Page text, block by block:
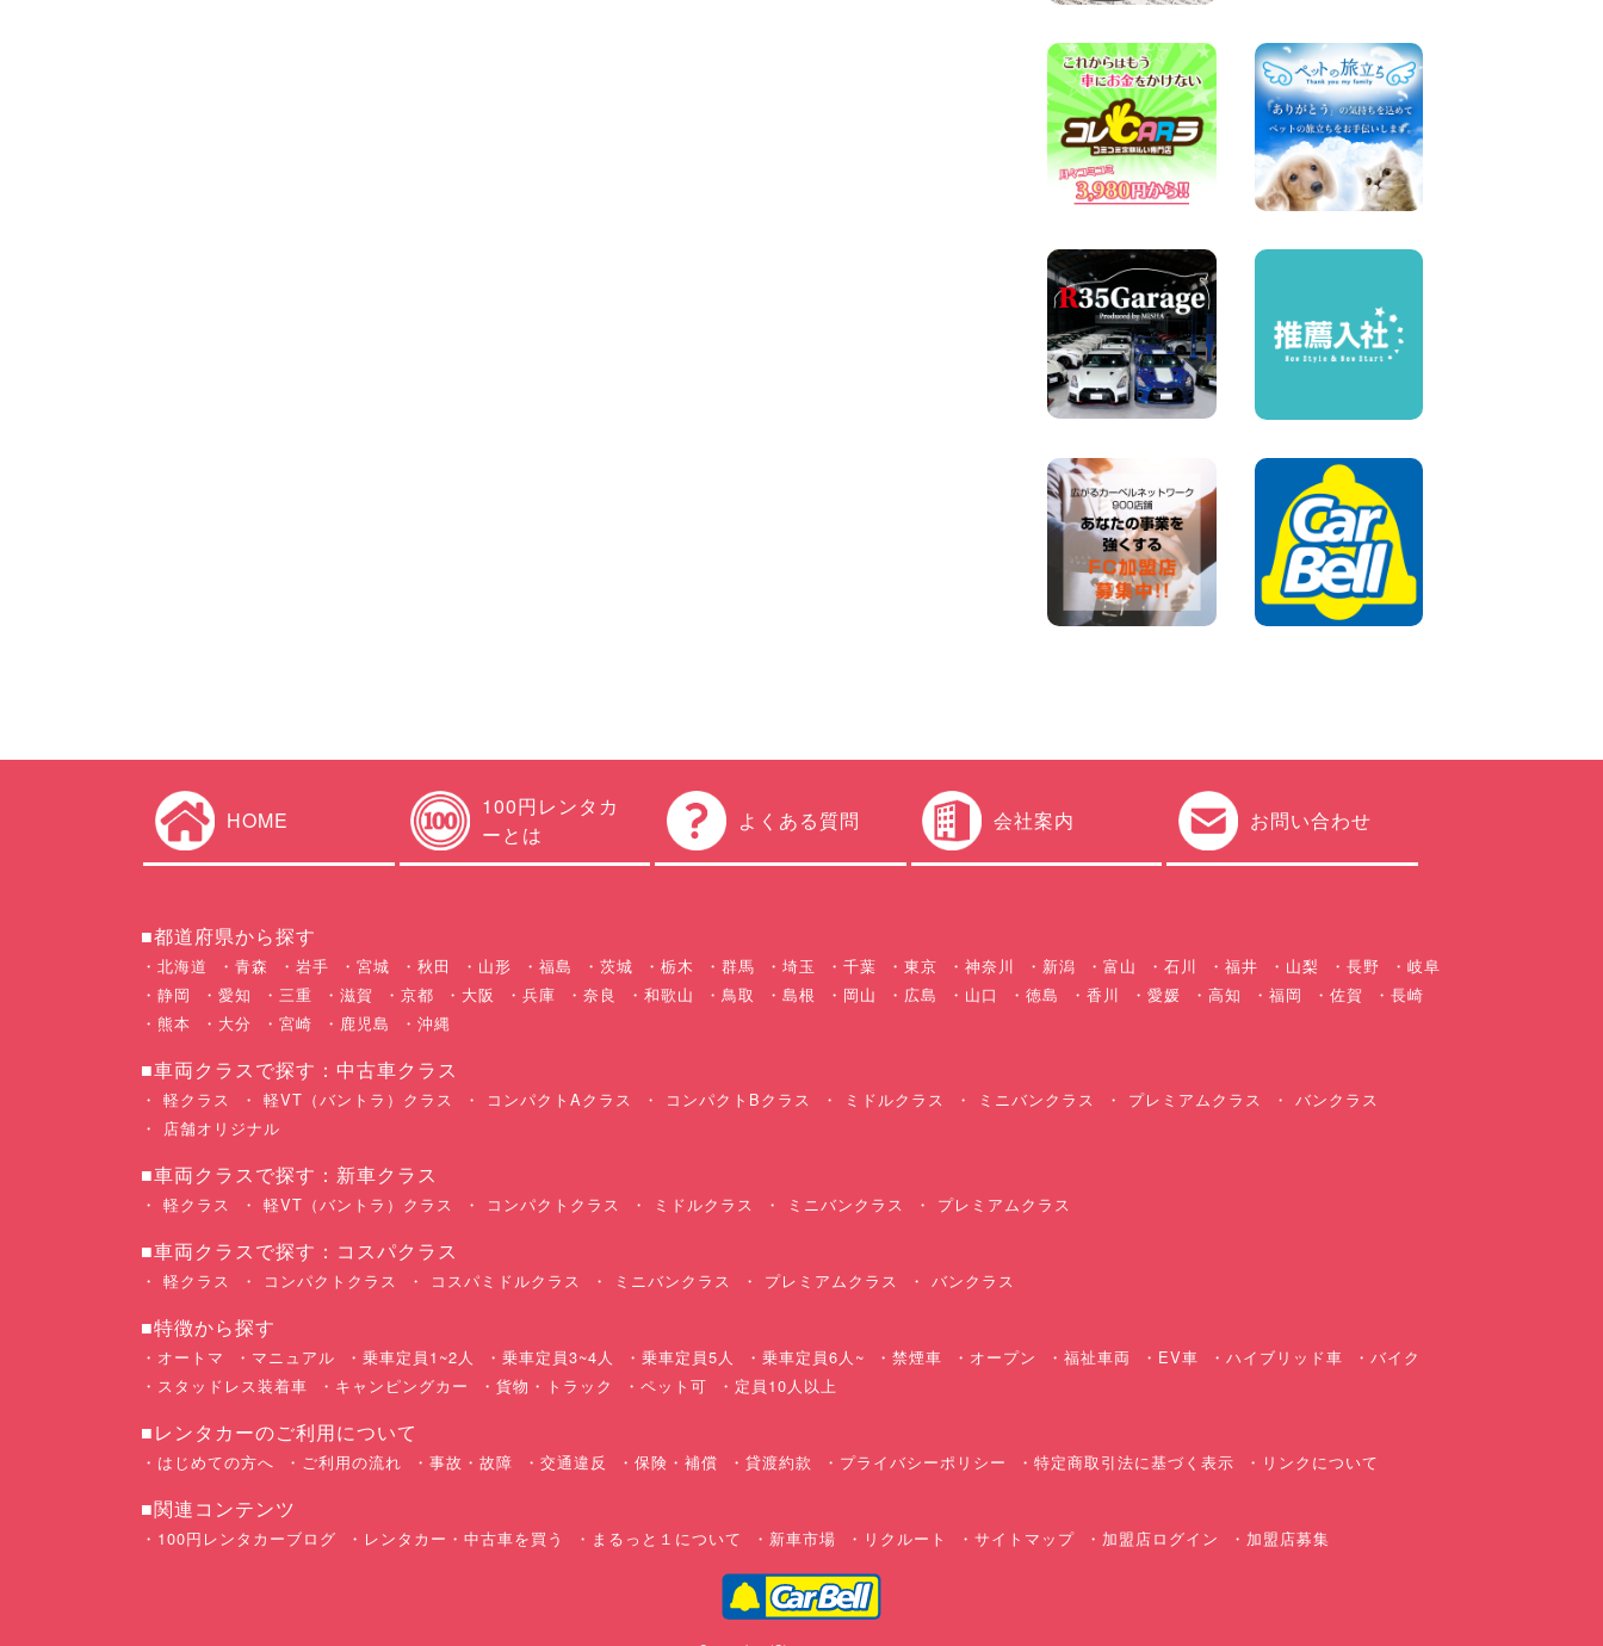
人気のスペイドワゴン ライト
ブルーで登場です! 東京都 羽
田空港店
100円レンタカー 羽田空港
2026年08月04日
【カーシェアのレンタカーが
2台になりました!】 岐阜県 各
務原那加店
お引越しに便利で最適!(禁煙
車両) 香川県 坂出川津店
100円レンタカー 坂出川津
2026年08月04日
8月 お盆休みのお知らせ 広島
県 ベイシティ宇品店
100円レンタカー ベイシティ宇品
2026年08月03日
ちょっとそこまで。もっと気
軽に 埼玉県 西武秩父駅前店
100円レンタカー 西武秩父駅前
2026年08月03日
圧倒的な存在感!【トヨタ・メ
ガクルーザー】を体感できる
チャンスです! 千葉県 千葉北
店
100円レンタカー 千葉北
2026年08月01日
新車レンタカー導入決定!ハイ
ゼットカーゴ4WDが仲間入り
します! 広島県 広島北店
2026年08月01日
HOME
100円レンタカ
ーとは
よくある質問 会社案内 お問い合わせ
■都道府県から探す
北海道 青森 岩手 宮城 秋田 山形 福島 茨城 栃木 群馬 埼玉 千葉 東京 神奈川 新潟 富山 石川 福井 山梨 長野
岐阜
静岡
愛知 三重 滋賀 京都 大阪 兵庫 奈良 和歌山 鳥取 島根 岡山 広島 山口 徳島 香川 愛媛 高知 福岡 佐賀
長崎
熊本
大分 宮崎 鹿児島 沖縄
■車両クラスで探す：中古車クラス
軽クラス 軽VT（バントラ）クラス コンパクトAクラス コンパクトBクラス ミドルクラス ミニバンクラス プレミアムクラス
バンクラス
店舗オリジナル
■車両クラスで探す：新車クラス
軽クラス 軽VT（バントラ）クラス コンパクトクラス ミドルクラス ミニバンクラス プレミアムクラス
■車両クラスで探す：コスパクラス
軽クラス コンパクトクラス コスパミドルクラス ミニバンクラス プレミアムクラス バンクラス
■特徴から探す
オートマ マニュアル 乗車定員1~2人 乗車定員3~4人 乗車定員5人 乗車定員6人~ 禁煙車 オープン 福祉車両 EV車 ハイブリッド車
バイク
スタッドレス装着車
キャンピングカー 貨物・トラック ペット可 定員10人以上
■レンタカーのご利用について
はじめての方へ ご利用の流れ 事故・故障 交通違反 保険・補償 貸渡約款 プライバシーポリシー 特定商取引法に基づく表示 リンクについて
■関連コンテンツ
100円レンタカーブログ レンタカー・中古車を買う まるっと１について 新車市場 リクルート サイトマップ 加盟店ログイン 加盟店募集